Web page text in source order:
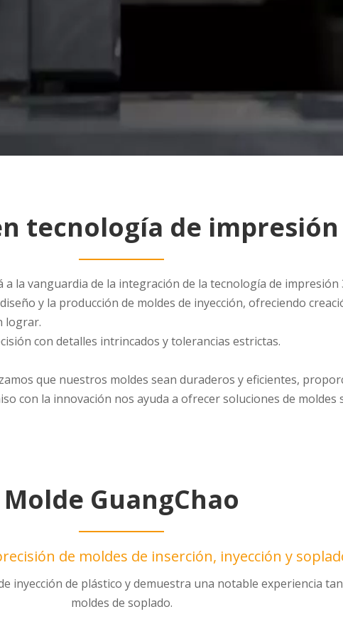
tecnología de impresión
la vanguardia de la integración de la tecnología de
y la producción de moldes de inyección, ofreciendo
lograr.
con detalles intrincados y tolerancias estrictas.
que nuestros moldes sean duraderos y eficientes,
con la innovación nos ayuda a ofrecer soluciones de moldes
Molde GuangChao
de moldes de inserción, inyección y
inyección de plástico y demuestra una notable experiencia
moldes de soplado.